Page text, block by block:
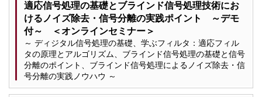
適応信号処理の基礎とブラインド信号処理技術にお
けるノイズ除去・信号分離の実践ポイント ～デモ
付～ ＜オンラインセミナー＞
～ ディジタル信号処理の基礎、学ぶフィルタ：適応フィル
タの原理とアルゴリズム、ブラインド信号処理の基礎と信号
分離のポイント、ブラインド信号処理によるノイズ除去・信
号分離の実践ノウハウ ～